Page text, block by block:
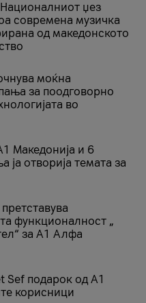
џез
современа музичка
од македонското
моќна
за поодговорно
во
Македонија и 6
ја отворија темата за
функционалност „
за А1 Алфа
Sеf подарок од А1
корисници